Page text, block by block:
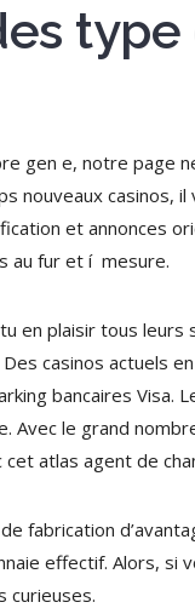
type
gen e, notre page
nouveaux casinos, il
et annonces
au fur et í mesure.
en plaisir tous leurs
casinos actuels
bancaires Visa.
Avec le grand
atlas agent de
fabrication
effectif. Alors, si
curieuses.